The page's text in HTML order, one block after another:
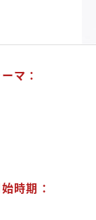
マ：
時期：